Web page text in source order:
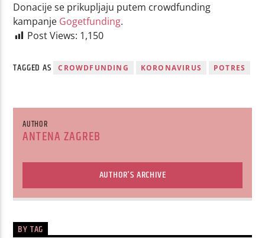
Donacije se prikupljaju putem crowdfunding
kampanje Gogetfunding.
Post Views: 1,150
TAGGED AS CROWDFUNDING KORONAVIRUS POTRES
AUTHOR
ANTENA ZAGREB
AUTHOR'S ARCHIVE
BY TAG